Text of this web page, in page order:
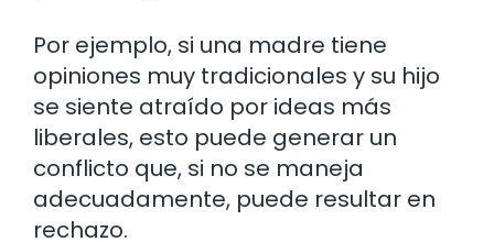
Por ejemplo, si una madre tiene
opiniones muy tradicionales y su hijo
se siente atraído por ideas más
liberales, esto puede generar un
conflicto que, si no se maneja
adecuadamente, puede resultar en
rechazo.